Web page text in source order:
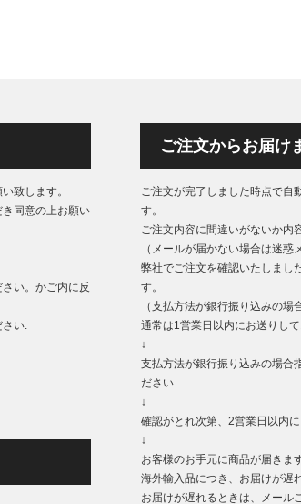
致します。
同意の上お願い
い。かご内に反
さい.
ご注文からお届け
ご注文が完了しました時点で自
す。
ご注文内容に間違いがないか内
（メールが届かない場合は迷惑
弊社でご注文を確認いたしまし
す。
（支払方法が銀行振り込みの場
通常は1営業日以内にお送りして
↓
支払方法が銀行振り込みの場合
ださい
↓
確認がとれ次第、2営業日以内
↓
お客様のお手元に商品が届きます
海外輸入品につき、お届けが遅
お届けが遅れるときは、メール